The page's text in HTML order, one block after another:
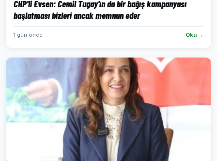
CHP'li Evsen: Cemil Tugay'ın da bir bağış kampanyası
başlatması bizleri ancak memnun eder
1 gün önce Oku →